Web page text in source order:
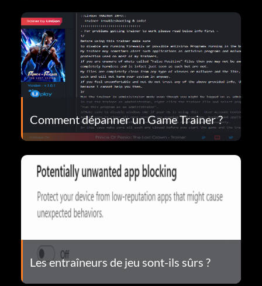
Comment dépanner un Game Trainer ?
Les entraîneurs de jeu sont-ils sûrs ?